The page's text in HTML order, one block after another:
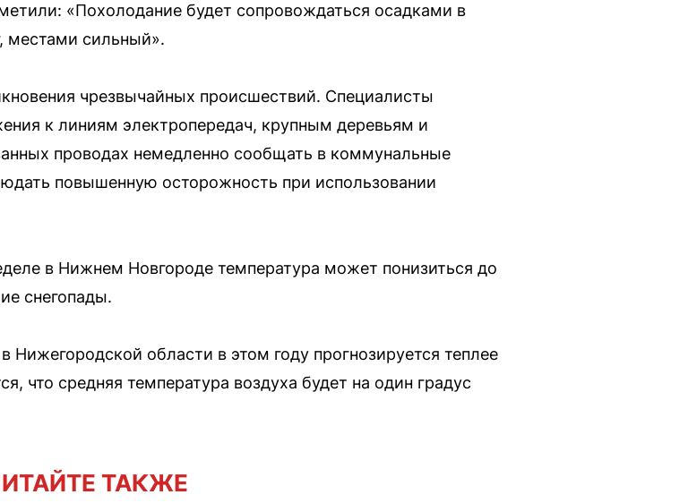
«Похолодание будет сопровождаться осадками в
местами сильный».
чрезвычайных происшествий. Специалисты
к линиям электропередач, крупным деревьям и
проводах немедленно сообщать в коммунальные
повышенную осторожность при использовании
в Нижнем Новгороде температура может понизиться до
снегопады.
области в этом году прогнозируется теплее
что средняя температура воздуха будет на один градус
ТАКЖЕ